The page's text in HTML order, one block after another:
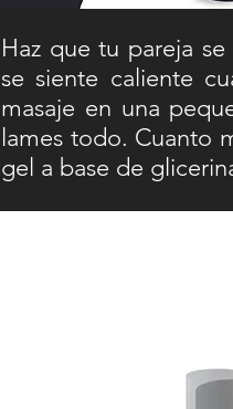
Haz que tu pareja
se siente caliente
masaje en una
lames todo. Cuanto
gel a base de